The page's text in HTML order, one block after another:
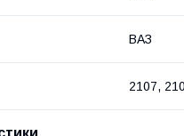
ВАЗ
2107,